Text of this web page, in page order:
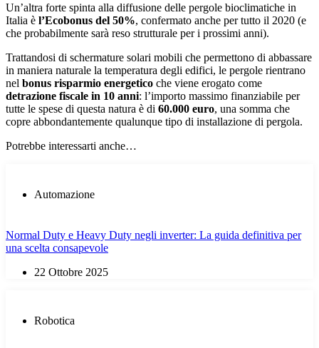
Un’altra forte spinta alla diffusione delle pergole bioclimatiche in
Italia è l’Ecobonus del 50%, confermato anche per tutto il 2020 (e
che probabilmente sarà reso strutturale per i prossimi anni).
Trattandosi di schermature solari mobili che permettono di abbassare
in maniera naturale la temperatura degli edifici, le pergole rientrano
nel bonus risparmio energetico che viene erogato come
detrazione fiscale in 10 anni: l’importo massimo finanziabile per
tutte le spese di questa natura è di 60.000 euro, una somma che
copre abbondantemente qualunque tipo di installazione di pergola.
Potrebbe interessarti anche…
Automazione
Normal Duty e Heavy Duty negli inverter: La guida definitiva per
una scelta consapevole
22 Ottobre 2025
Robotica